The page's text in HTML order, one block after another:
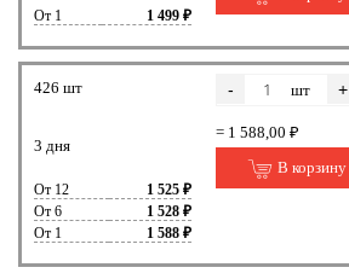
От 1 1 499 ₽
426 шт
3 дня
От 12
1 525 ₽
От 6
1 528 ₽
От 1
1 588 ₽
- шт +
= 1 588,00 ₽
В корзину